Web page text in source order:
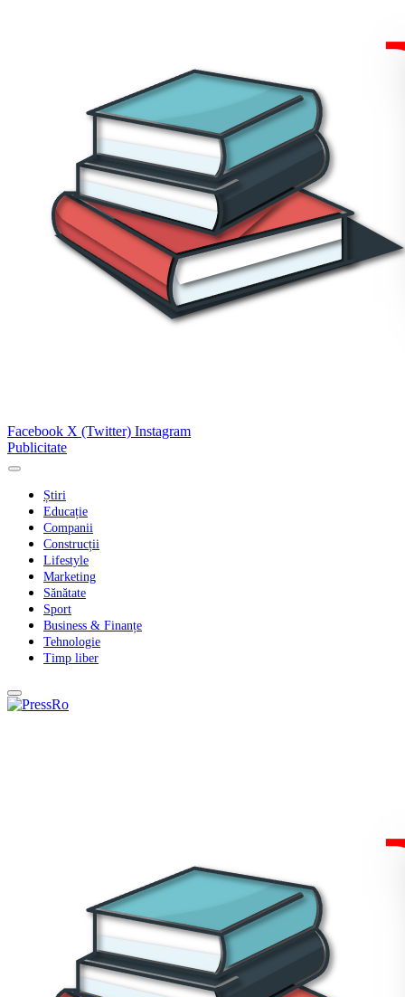
Facebook X (Twitter) Instagram
Publicitate
Știri
Educație
Companii
Construcții
Lifestyle
Marketing
Sănătate
Sport
Business & Finanțe
Tehnologie
Timp liber